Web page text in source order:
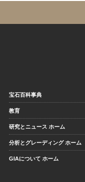
宝石百科事典
教育
研究とニュース ホーム
分析とグレーディング ホーム
GIAについて ホーム